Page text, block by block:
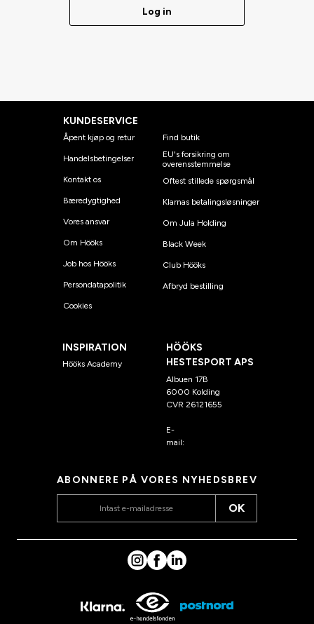
Log in
KUNDESERVICE
Åpent kjøp og retur
Handelsbetingelser
Kontakt os
Bæredygtighed
Vores ansvar
Om Hööks
Job hos Hööks
Persondatapolitik
Cookies
Find butik
EU's forsikring om
overensstemmelse
Oftest stillede spørgsmål
Klarnas betalingsløsninger
Om Jula Holding
Black Week
Club Hööks
Afbryd bestilling
INSPIRATION
Hööks Academy
HÖÖKS
HESTESPORT APS
Albuen 17B
6000 Kolding
CVR 26121655
E-
mail:
ABONNERE PÅ VORES NYHEDSBREV
OK